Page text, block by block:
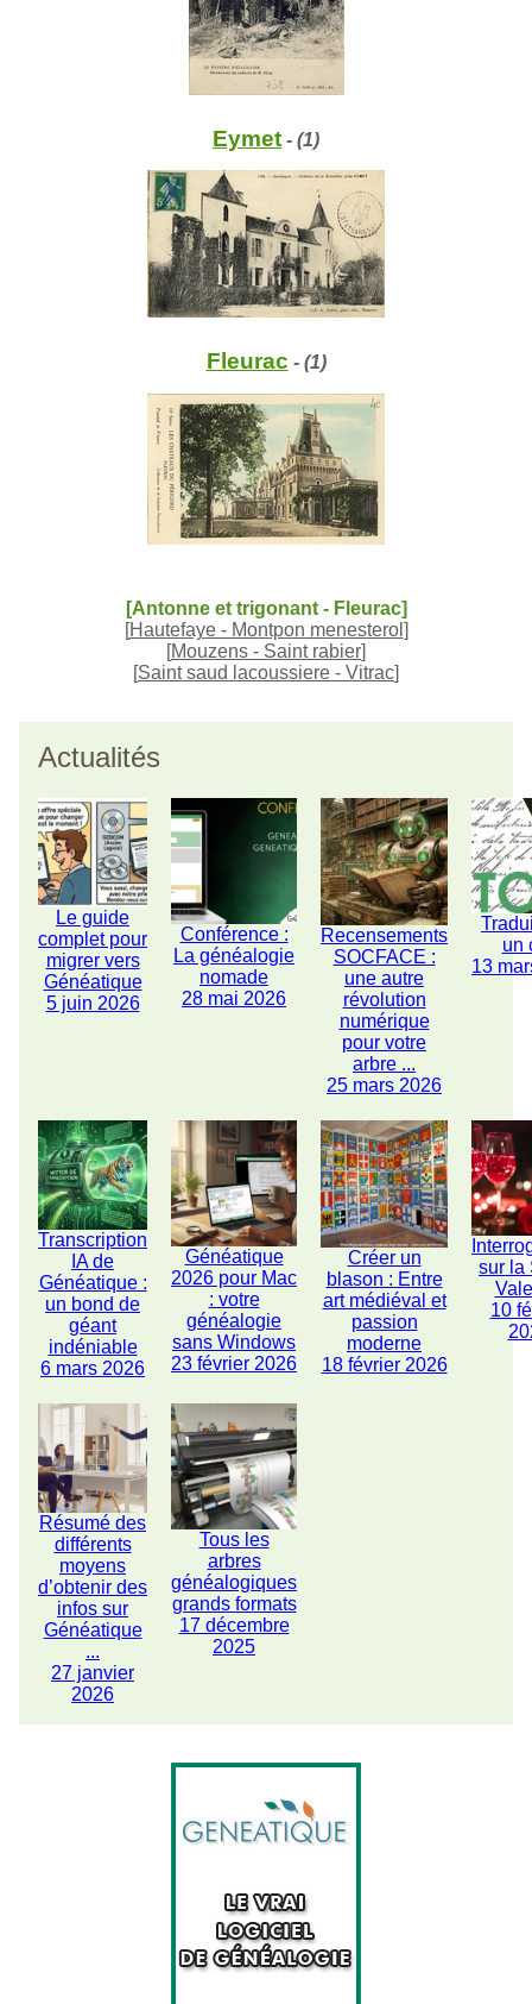
Eymet - (1)
Fleurac - (1)
[Antonne et trigonant - Fleurac]
[Hautefaye - Montpon menesterol ]
[Mouzens - Saint rabier]
[Saint saud lacoussiere - Vitrac]
Actualités
Le guide
complet pour
migrer vers
Généatique
5 juin 2026
Conférence :
La généalogie
nomade
28 mai 2026
Recensements
SOCFACE :
une autre
révolution
numérique
pour votre
arbre ...
25 mars 2026
un
13
Transcription
IA de
Généatique :
un bond de
géant
indéniable
6 mars 2026
Généatique
2026 pour Mac
: votre
généalogie
sans Windows
23 février 2026
Créer un
blason : Entre
art médiéval et
passion
moderne
18 février 2026
sur la
10
Résumé des
différents
moyens
d’obtenir des
infos sur
Généatique
...
27 janvier
2026
Tous les
arbres
généalogiques
grands formats
17 décembre
2025